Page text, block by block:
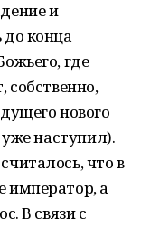
и
до конца
где
собственно,
нового
уже наступил).
что в
император, а
В связи с